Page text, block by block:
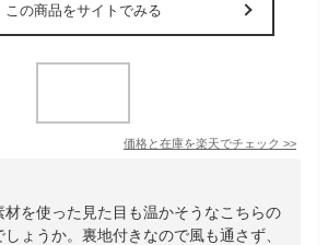
この商品をサイトでみる
価格と在庫を楽天でチェック >>
材を使った見た目も温かそうなこちらの
ょうか。裏地付きなので風も通さず、